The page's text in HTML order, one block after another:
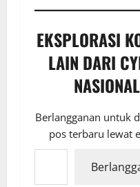
EKSPLORASI
LAIN DARI
NASIONAL
Berlangganan untuk
pos terbaru lewat
Ketikkan email Anda...